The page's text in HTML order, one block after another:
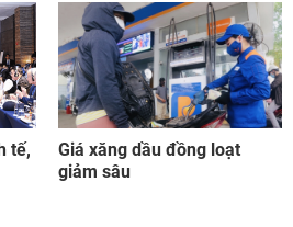
tế,
Giá xăng dầu đồng loạt
giảm sâu